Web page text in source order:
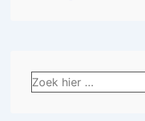
Zoek
naar: